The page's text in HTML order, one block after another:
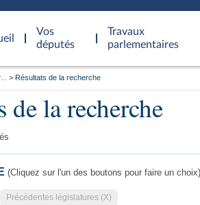
Vos
députés
Travaux
parlementaires
Résultats de la recherche
de la recherche
(Cliquez sur l'un des boutons pour faire un choix)
Précédentes législatures (X)